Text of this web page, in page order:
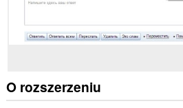
O rozszerzeniu